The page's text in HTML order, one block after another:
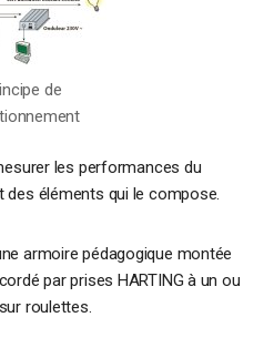
de
les performances du
éléments qui le compose.
armoire pédagogique montée
par prises HARTING à un ou
roulettes.